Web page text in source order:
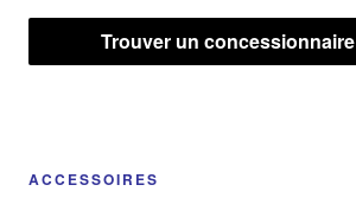
Trouver un concessionnaire
ACCESSOIRES